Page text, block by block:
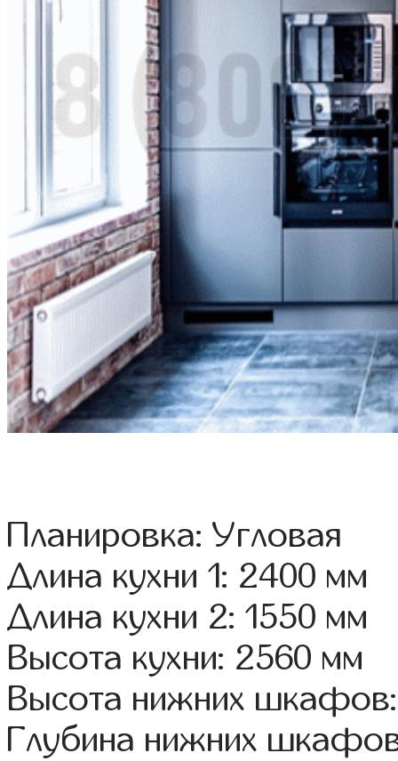
Планировка: Угловая
Длина кухни 1: 2400 мм
Длина кухни 2: 1550 мм
Высота кухни: 2560 мм
Высота нижних
Глубина нижних